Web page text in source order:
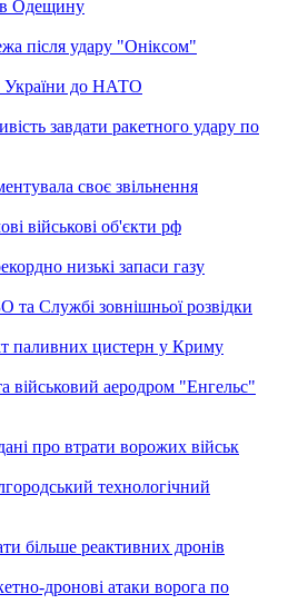
Одещину
після удару "Оніксом"
України до НАТО
завдати ракетного удару по
своє звільнення
військові об'єкти рф
низькі запаси газу
та Службі зовнішньої розвідки
паливних цистерн у Криму
військовий аеродром "Енгельс"
про втрати ворожих військ
технологічний
більше реактивних дронів
дронові атаки ворога по